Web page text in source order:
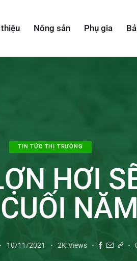
Nông sản Phụ gia
TIN TỨC THỊ TRƯỜNG
HƠI
10/11/2021 2K Views